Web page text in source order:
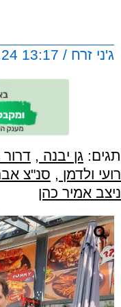
ג'ני זרח / 13:17 11.06.24
תגים: גן יבנה , דרור
רועי ולדמן , סנ"צ
ניצב אמיר כהן